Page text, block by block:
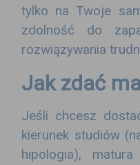
tylko na Twoje
zdolność do
rozwiązywania
Jak zdać
Jeśli chcesz
kierunek studiów
hipologia),